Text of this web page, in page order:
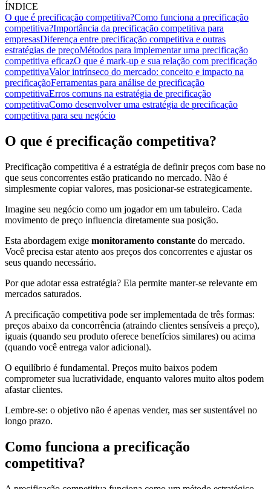
ÍNDICE
O que é precificação competitiva?Como funciona a precificação
competitiva?Importância da precificação competitiva para
empresasDiferença entre precificação competitiva e outras
estratégias de preçoMétodos para implementar uma precificação
competitiva eficazO que é mark-up e sua relação com precificação
competitivaValor intrínseco do mercado: conceito e impacto na
precificaçãoFerramentas para análise de precificação
competitivaErros comuns na estratégia de precificação
competitivaComo desenvolver uma estratégia de precificação
competitiva para seu negócio
O que é precificação competitiva?
Precificação competitiva é a estratégia de definir preços com base no
que seus concorrentes estão praticando no mercado. Não é
simplesmente copiar valores, mas posicionar-se estrategicamente.
Imagine seu negócio como um jogador em um tabuleiro. Cada
movimento de preço influencia diretamente sua posição.
Esta abordagem exige monitoramento constante do mercado.
Você precisa estar atento aos preços dos concorrentes e ajustar os
seus quando necessário.
Por que adotar essa estratégia? Ela permite manter-se relevante em
mercados saturados.
A precificação competitiva pode ser implementada de três formas:
preços abaixo da concorrência (atraindo clientes sensíveis a preço),
iguais (quando seu produto oferece benefícios similares) ou acima
(quando você entrega valor adicional).
O equilíbrio é fundamental. Preços muito baixos podem
comprometer sua lucratividade, enquanto valores muito altos podem
afastar clientes.
Lembre-se: o objetivo não é apenas vender, mas ser sustentável no
longo prazo.
Como funciona a precificação
competitiva?